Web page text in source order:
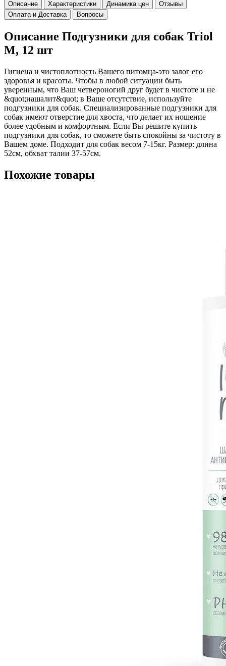
Описание Характеристики Динамика цен
Отзывы
Оплата и Доставка
Вопросы
Описание Подгузники для собак Triol
M, 12 шт
Гигиена и чистоплотность Вашего питомца-это залог его
здоровья и красоты. Чтобы в любой ситуации быть
уверенным, что Ваш четвероногий друг будет в чистоте и не
&quot;нашалит&quot; в Ваше отсутствие, используйте
подгузники для собак. Специализированные подгузники для
собак имеют отверстие для хвоста, что делает их ношение
более удобным и комфортным. Если Вы решите купить
подгузники для собак, то сможете быть спокойны за чистоту в
Вашем доме. Подходит для собак весом 7-15кг. Размер: длина
52см, обхват талии 37-57см.
Похожие товары